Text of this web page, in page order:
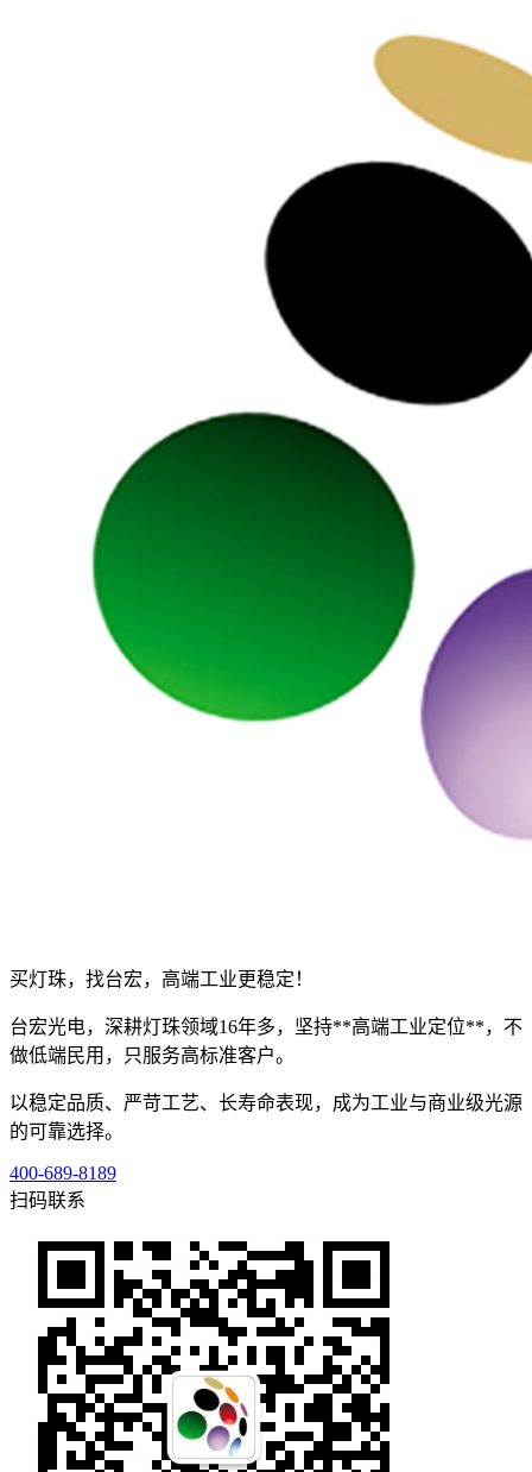
买灯珠，找台宏，高端工业更稳定！
台宏光电，深耕灯珠领域16年多，坚持**高端工业定位**，不
做低端民用，只服务高标准客户。
以稳定品质、严苛工艺、长寿命表现，成为工业与商业级光源
的可靠选择。
400-689-8189
扫码联系